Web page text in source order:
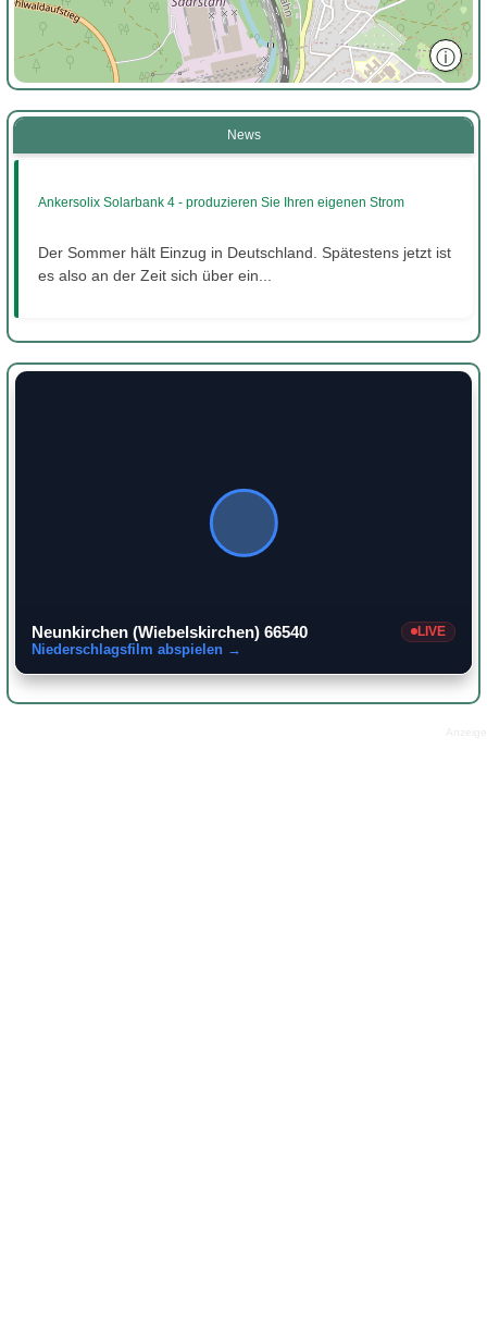
ⓘ
News
Ankersolix Solarbank 4 - produzieren Sie Ihren eigenen Strom
Der Sommer hält Einzug in Deutschland. Spätestens jetzt ist
es also an der Zeit sich über ein...
Neunkirchen (Wiebelskirchen) 66540 LIVE
Niederschlagsfilm abspielen →